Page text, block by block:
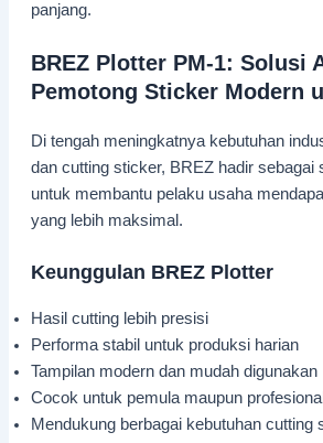
panjang.
BREZ Plotter PM-1: Solusi
Pemotong Sticker Modern
Di tengah meningkatnya kebutuhan
dan cutting sticker, BREZ hadir sebagai
untuk membantu pelaku usaha
yang lebih maksimal.
Keunggulan BREZ Plotter
Hasil cutting lebih presisi
Performa stabil untuk produksi harian
Tampilan modern dan mudah digunakan
Cocok untuk pemula maupun profesional
Mendukung berbagai kebutuhan cutting